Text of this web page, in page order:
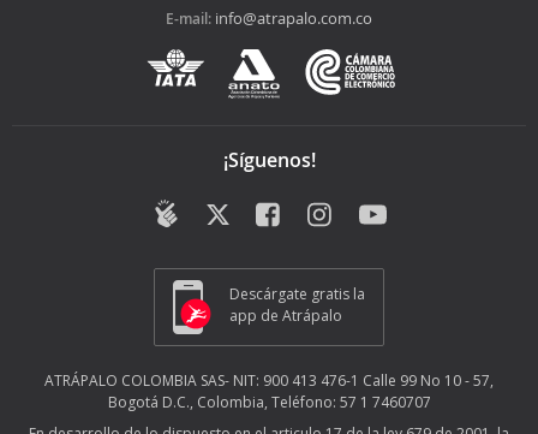
E-mail: info@atrapalo.com.co
¡Síguenos!
Descárgate gratis la
app de Atrápalo
ATRÁPALO COLOMBIA SAS- NIT: 900 413 476-1 Calle 99 No 10 - 57,
Bogotá D.C., Colombia, Teléfono: 57 1 7460707